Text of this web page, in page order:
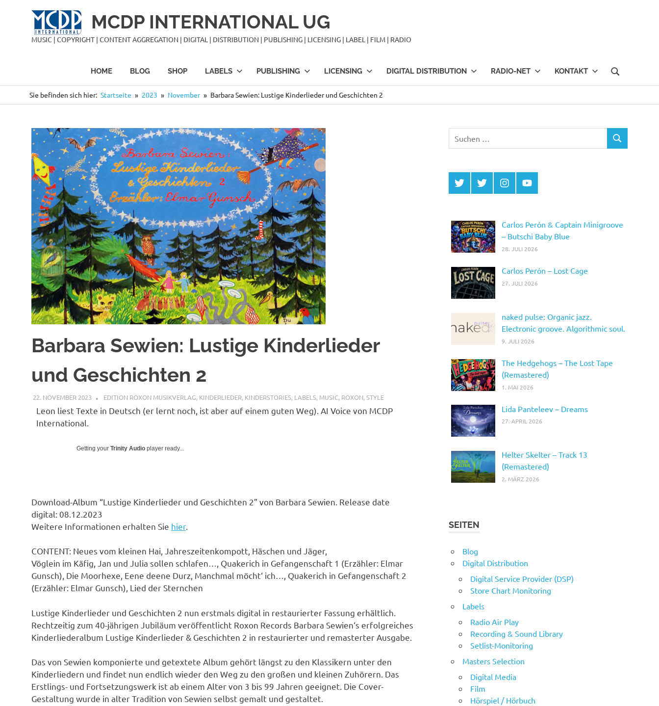
MCDP INTERNATIONAL UG
MUSIC | COPYRIGHT | CONTENT AGGREGATION | DIGITAL | DISTRIBUTION | PUBLISHING | LICENSING | LABEL | FILM | RADIO
HOME BLOG SHOP LABELS PUBLISHING LICENSING DIGITAL DISTRIBUTION RADIO-NET KONTAKT
Sie befinden sich hier: Startseite 2023 November Barbara Sewien: Lustige Kinderlieder und Geschichten 2
Barbara Sewien: Lustige Kinderlieder
und Geschichten 2
22. NOVEMBER 2023 STEFANBRAUN
EDITION ROXON MUSIKVERLAG, KINDERLIEDER, KINDERSTORIES, LABELS, MUSIC, ROXON,STYLE
Leon liest Texte in Deutsch (er lernt noch, ist aber auf einem guten Weg). AI Voice von MCDP
International.
Getting yourTrinity Audio player ready...
Download-Album “Lustige Kinderlieder und Geschichten 2” von Barbara Sewien. Release date
digital: 08.12.2023
Weitere Informationen erhalten Sie hier.
CONTENT: Neues vom kleinen Hai, Jahreszeitenkompott, Häschen und Jäger,
Vöglein im Käfig, Jan und Julia sollen schlafen…, Quakerich in Gefangenschaft 1 (Erzähler: Elmar
Gunsch), Die Moorhexe, Eene deene Durz, Manchmal möcht‘ ich…, Quakerich in Gefangenschaft 2
(Erzähler: Elmar Gunsch), Lied der Sternchen
Lustige Kinderlieder und Geschichten 2 nun erstmals digital in restaurierter Fassung erhältlich.
Rechtzeitig zum 40-jährigen Jubiläum veröffentlicht Roxon Records Barbara Sewien‘s erfolgreiches
Kinderliederalbum Lustige Kinderlieder & Geschichten 2 in restaurierter und remasterter Ausgabe.
Das von Sewien komponierte und getextete Album gehört längst zu den Klassikern unter den
Kinderliedern und findet nun endlich wieder den Weg zu den großen und kleinen Zuhörern. Das
Erstlings- und Fortsetzungswerk ist ab einem Alter von 3 bis 99 Jahren geeignet. Die Cover-
Gestaltung wurde in alter Tradition von Sewien selbst gemalt und gestaltet.
nach:
SUCHEN
Twitter
MCDP
Twitter
Musicradiostation
InstagramYouTube
Carlos Perón & Captain Minigroove
– Butschi Baby Blue
28. JULI 2026
Carlos Perón – Lost Cage
27. JULI 2026
naked pulse: Organic jazz.
Electronic groove. Algorithmic soul.
9. JULI 2026
The Hedgehogs – The Lost Tape
(Remastered)
1. MAI 2026
Lida Panteleev – Dreams
27. APRIL 2026
Helter Skelter – Track 13
(Remastered)
2. MÄRZ 2026
SEITEN
Blog
Digital Distribution
Digital Service Provider (DSP)
Store Chart Monitoring
Labels
Radio Air Play
Recording & Sound Library
Setlist-Monitoring
Masters Selection
Digital Media
Film
Hörspiel / Hörbuch